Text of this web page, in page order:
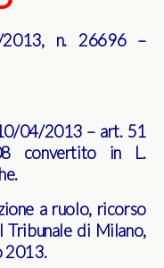
2013, n. 26696 –
04/2013 – art. 51
convertito in L.
a ruolo, ricorso
Tribunale di Milano,
2013.